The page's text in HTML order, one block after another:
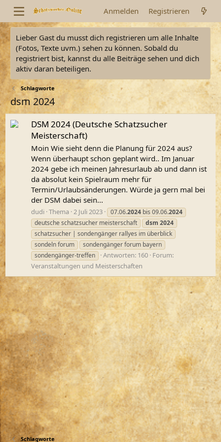
Anmelden Registrieren
Lieber Gast du musst dich registrieren um alle Inhalte
(Fotos, Texte uvm.) sehen zu können. Sobald du
registriert bist, kannst du alle Beiträge sehen und dich
aktiv daran beteiligen.
Schlagworte
dsm 2024
DSM 2024 (Deutsche Schatzsucher
Meisterschaft)
Moin Wie sieht denn die Planung für 2024 aus?
Wenn überhaupt schon geplant wird.. Im Januar
2024 gebe ich meinen Jahresurlaub ab und dann ist
da absolut kein Spielraum mehr für
Termin/Urlaubsänderungen. Würde ja gern mal bei
der DSM dabei sein...
dudi Thema 2 Juli 2023 07.06.2024 bis 09.06.2024
deutsche schatzsucher meisterschaft
dsm 2024
schatzsucher | sondengänger rallyes im überblick
sondeln forum
sondengänger forum bayern
sondengänger-treffen
Antworten: 160 Forum:
Veranstaltungen und Meisterschaften
Schlagworte